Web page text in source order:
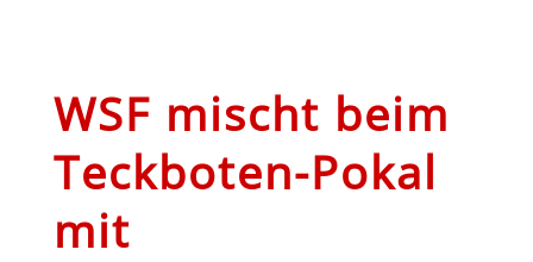
WSF mischt beim
Teckboten-Pokal
mit